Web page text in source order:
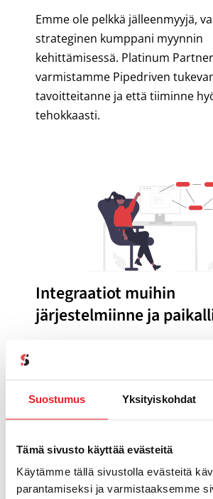
Suostumus Yksityiskohdat
Tämä sivusto käyttää evästeitä
Käytämme tällä sivustolla evästeitä
parantamiseksi ja varmistaaksemme
Emme ole pelkkä jälleenmyyjä,
strateginen kumppani myynnin
kehittämisessä. Platinum
varmistamme Pipedriven
tavoitteitanne ja että tiiminne
tehokkaasti.
Integraatiot muihin
järjestelmiinne ja
Varmistamme, että Pipedrive
saumattomasti muiden
puhelinjärjestelmä tai
autamme rakentamaan toimivat
jotka automatisoivat